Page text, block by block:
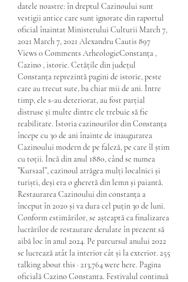
datele noastre: în dreptul Cazinoului sunt
vestigii antice care sunt ignorate din raportul
oficial înaintat Ministerului Culturii March 7,
2021 March 7, 2021 Alexandru Cautis 897
Views 0 Comments ArheologieConstanța ,
Cazino , istorie. Cetățile din județul
Constanța reprezintă pagini de istorie, peste
care au trecut sute, ba chiar mii de ani. Între
timp, ele s-au deteriorat, au fost parțial
distruse și multe dintre ele trebuie să fie
reabilitate. Istoria cazinourilor din Constanța
începe cu 30 de ani înainte de inaugurarea
Cazinoului modern de pe faleză, pe care îl știm
cu toții. Încă din anul 1880, când se numea
”Kursaal”, cazinoul atrăgea mulți localnici și
turiști, deși era o gheretă din lemn și paiantă.
Restaurarea Cazinoului din constanța a
început în 2020 și va dura cel puțin 30 de luni.
Conform estimărilor, se așteaptă ca finalizarea
lucrărilor de restaurare derulate în prezent să
aibă loc în anul 2024. Pe parcursul anului 2022
se lucrează atât la interior cât și la exterior. 255
talking about this · 213,764 were here. Pagina
oficială Cazino Constanta. Festivalul continuă